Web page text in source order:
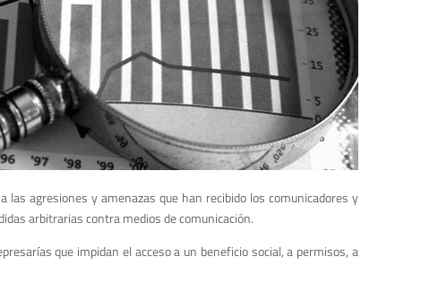
agresiones y amenazas que han recibido los comunicadores y
arbitrarias contra medios de comunicación.
que impidan el acceso a un beneficio social, a permisos, a